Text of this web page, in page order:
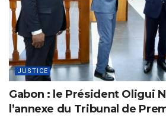
JUSTICE
Gabon : le Président Oligui
l’annexe du Tribunal de